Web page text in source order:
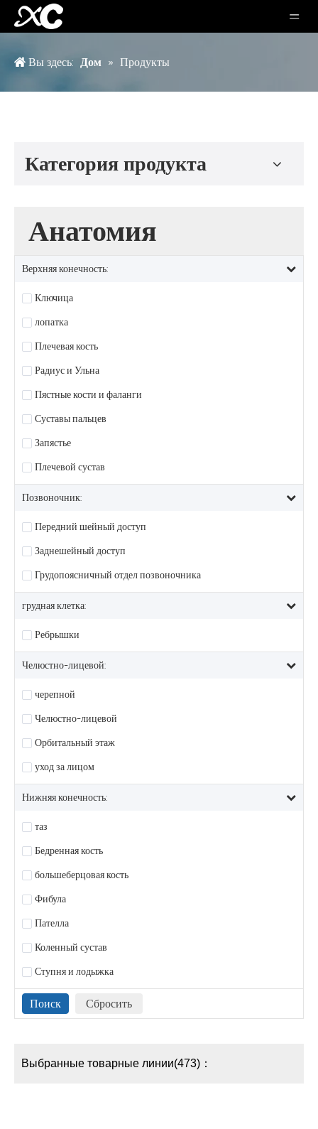
Вы здесь: Дом » Продукты
Категория продукта
Анатомия
Верхняя конечность:
Ключица
лопатка
Плечевая кость
Радиус и Ульна
Пястные кости и фаланги
Суставы пальцев
Запястье
Плечевой сустав
Позвоночник:
Передний шейный доступ
Заднешейный доступ
Грудопоясничный отдел позвоночника
грудная клетка:
Ребрышки
Челюстно-лицевой:
черепной
Челюстно-лицевой
Орбитальный этаж
уход за лицом
Нижняя конечность:
таз
Бедренная кость
большеберцовая кость
Фибула
Пателла
Коленный сустав
Ступня и лодыжка
Выбранные товарные линии(473)：